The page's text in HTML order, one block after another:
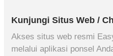
Kunjungi Situs Web /
Akses situs web resmi
melalui aplikasi ponsel